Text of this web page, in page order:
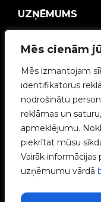
Mēs cienām
Mēs izmantojam
identifikatorus
nodrošinātu
reklāmas un
apmeklējumu.
piekrītat mūsu
Vairāk informācijas
uzņēmumu vārdā
UZŅĒMUMS
V2C kopiena
Strādā ar mums
e-Chargers
V2C Power
V2C Cloud